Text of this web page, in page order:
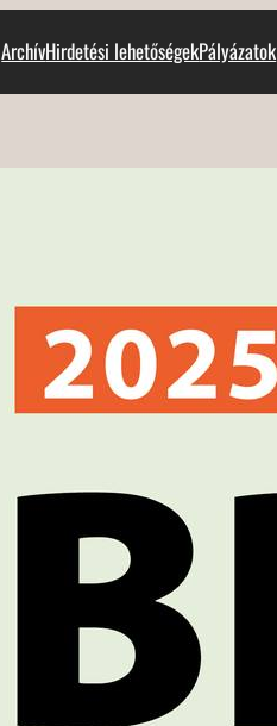
ArchívHirdetési lehetőségekPályázatok